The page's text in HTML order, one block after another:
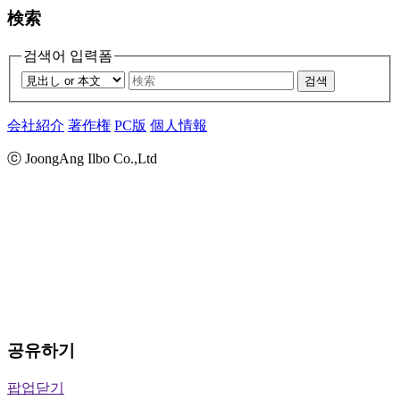
検索
검색어 입력폼
검색
会社紹介 著作権 PC版 個人情報
ⓒ JoongAng Ilbo Co.,Ltd
공유하기
팝업닫기